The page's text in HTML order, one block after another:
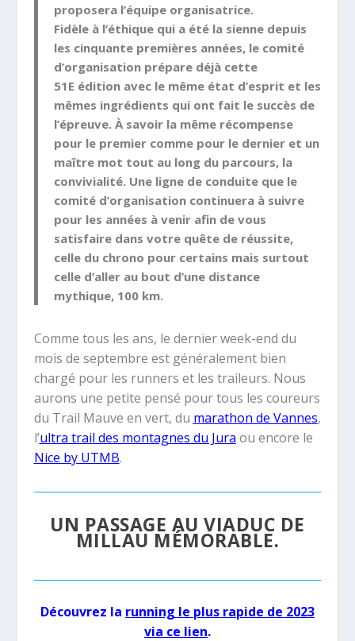
proposera l’équipe organisatrice.
Fidèle à l’éthique qui a été la sienne depuis
les cinquante premières années, le comité
d’organisation prépare déjà cette
51E édition avec le même état d’esprit et les
mêmes ingrédients qui ont fait le succès de
l’épreuve. À savoir la même récompense
pour le premier comme pour le dernier et un
maître mot tout au long du parcours, la
convivialité. Une ligne de conduite que le
comité d’organisation continuera à suivre
pour les années à venir afin de vous
satisfaire dans votre quête de réussite,
celle du chrono pour certains mais surtout
celle d’aller au bout d’une distance
mythique, 100 km.
Comme tous les ans, le dernier week-end du
mois de septembre est généralement bien
chargé pour les runners et les traileurs. Nous
aurons une petite pensé pour tous les coureurs
du Trail Mauve en vert, du marathon de Vannes,
l’ultra trail des montagnes du Jura ou encore le
Nice by UTMB.
UN PASSAGE AU VIADUC DE
MILLAU MÉMORABLE.
Découvrez la running le plus rapide de 2023
via ce lien.